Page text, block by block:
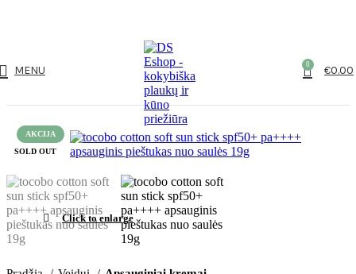
MENU 0 €0.00
AKCIJA
SOLD OUT
Click to enlarge